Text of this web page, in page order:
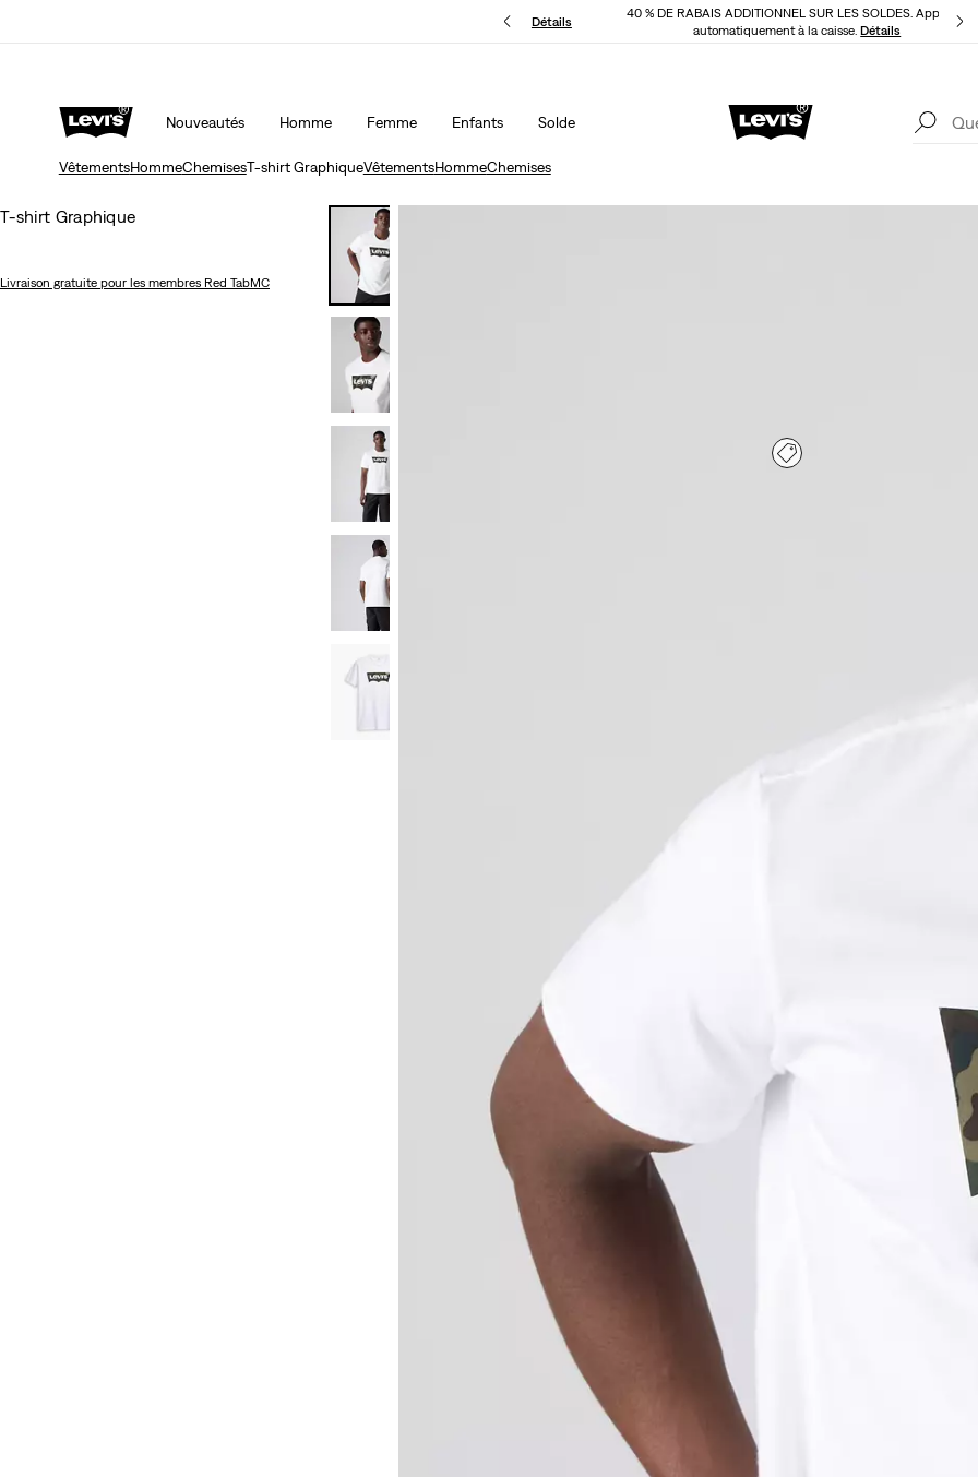
LE MEILLEUR DE LEVI'SMD – MAINTENANT DANS L’APPLI Détails
40 % DE RABAIS ADDITIONNEL SUR LES SOLDES. Appliqué
automatiquement à la caisse.Détails
Nouveautés Homme Femme Enfants Solde
15 % DE RABAIS SUR VOTRE PREMIÈRE COMMANDE
VêtementsHommeChemisesT-shirt GraphiqueVêtementsHommeChemises
T-shirt Graphique
Livraison gratuite pour les membres Red TabMC